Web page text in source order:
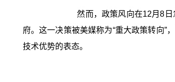
然而，政策风向在12月8
府。这一决策被美媒称为“重大政策转向
技术优势的表态。